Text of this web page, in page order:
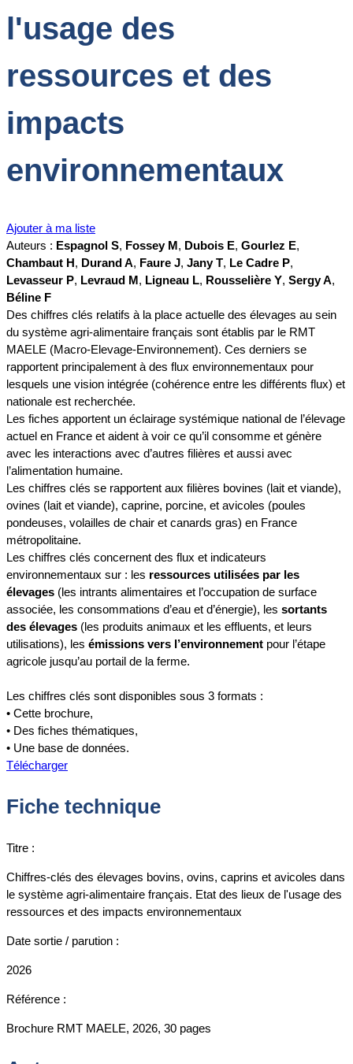
l'usage des
ressources et des
impacts
environnementaux
Ajouter à ma liste
Auteurs : Espagnol S, Fossey M, Dubois E, Gourlez E,
Chambaut H, Durand A, Faure J, Jany T, Le Cadre P,
Levasseur P, Levraud M, Ligneau L, Rousselière Y, Sergy A,
Béline F
Des chiffres clés relatifs à la place actuelle des élevages au sein
du système agri-alimentaire français sont établis par le RMT
MAELE (Macro-Elevage-Environnement). Ces derniers se
rapportent principalement à des flux environnementaux pour
lesquels une vision intégrée (cohérence entre les différents flux) et
nationale est recherchée.
Les fiches apportent un éclairage systémique national de l’élevage
actuel en France et aident à voir ce qu’il consomme et génère
avec les interactions avec d’autres filières et aussi avec
l’alimentation humaine.
Les chiffres clés se rapportent aux filières bovines (lait et viande),
ovines (lait et viande), caprine, porcine, et avicoles (poules
pondeuses, volailles de chair et canards gras) en France
métropolitaine.
Les chiffres clés concernent des flux et indicateurs
environnementaux sur : les ressources utilisées par les
élevages (les intrants alimentaires et l’occupation de surface
associée, les consommations d’eau et d’énergie), les sortants
des élevages (les produits animaux et les effluents, et leurs
utilisations), les émissions vers l’environnement pour l’étape
agricole jusqu’au portail de la ferme.
Les chiffres clés sont disponibles sous 3 formats :
• Cette brochure,
• Des fiches thématiques,
• Une base de données.
Télécharger
Fiche technique
Titre :
Chiffres-clés des élevages bovins, ovins, caprins et avicoles dans
le système agri-alimentaire français. Etat des lieux de l'usage des
ressources et des impacts environnementaux
Date sortie / parution :
2026
Référence :
Brochure RMT MAELE, 2026, 30 pages